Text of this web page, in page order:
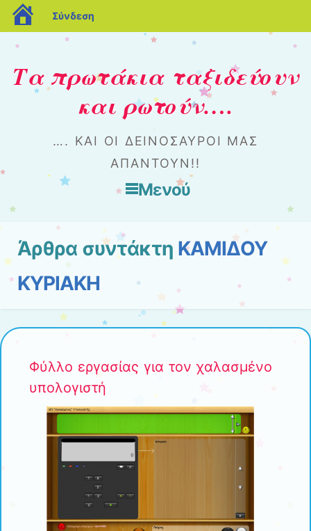
blogs.sch.gr
Σύνδεση
Τα πρωτάκια ταξιδεύουν
και ρωτούν….
…. ΚΑΙ ΟΙ ΔΕΙΝΌΣΑΥΡΟΙ ΜΑΣ
ΑΠΑΝΤΟΎΝ!!
Μενού
Μετάβαση στο περιεχόμενο
Άρθρα συντάκτη ΚΑΜΙΔΟΥ
ΚΥΡΙΑΚΗ
Φύλλο εργασίας για τον χαλασμένο
υπολογιστή